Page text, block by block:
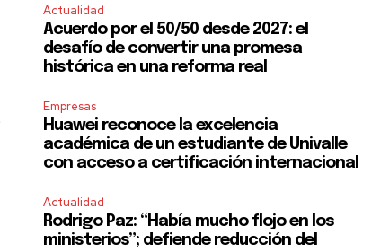
SUBSCRIBE
Actualidad
Acuerdo por el 50/50 desde 2027: el
desafío de convertir una promesa
histórica en una reforma real
Empresas
Huawei reconoce la excelencia
académica de un estudiante de Univalle
con acceso a certificación internacional
Actualidad
Rodrigo Paz: “Había mucho flojo en los
ministerios”; defiende reducción del